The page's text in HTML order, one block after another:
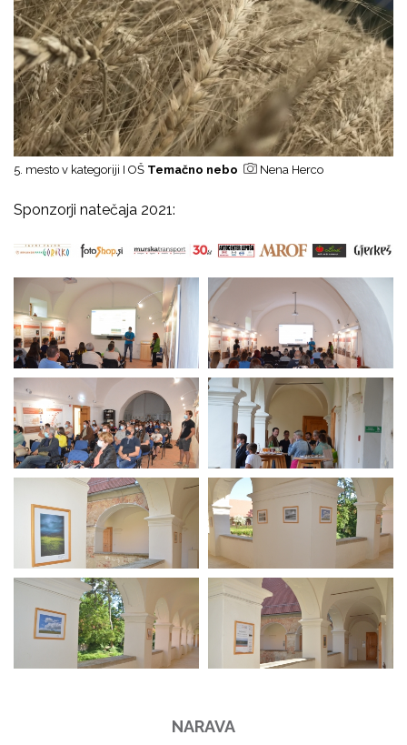
5. mesto v kategoriji I OŠ Temačno nebo Nena Herco
Sponzorji natečaja 2021:
NARAVA